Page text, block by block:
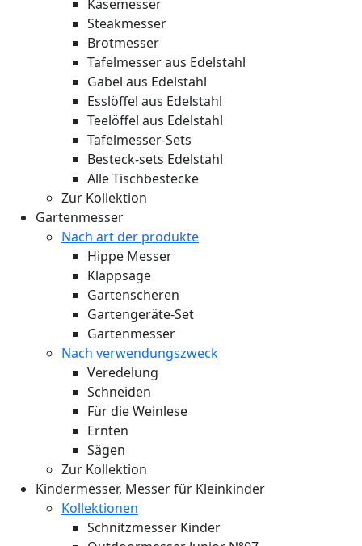
Käsemesser
Steakmesser
Brotmesser
Tafelmesser aus Edelstahl
Gabel aus Edelstahl
Esslöffel aus Edelstahl
Teelöffel aus Edelstahl
Tafelmesser-Sets
Besteck-sets Edelstahl
Alle Tischbestecke
Zur Kollektion
Gartenmesser
Nach art der produkte
Hippe Messer
Klappsäge
Gartenscheren
Gartengeräte-Set
Gartenmesser
Nach verwendungszweck
Veredelung
Schneiden
Für die Weinlese
Ernten
Sägen
Zur Kollektion
Kindermesser, Messer für Kleinkinder
Kollektionen
Schnitzmesser Kinder